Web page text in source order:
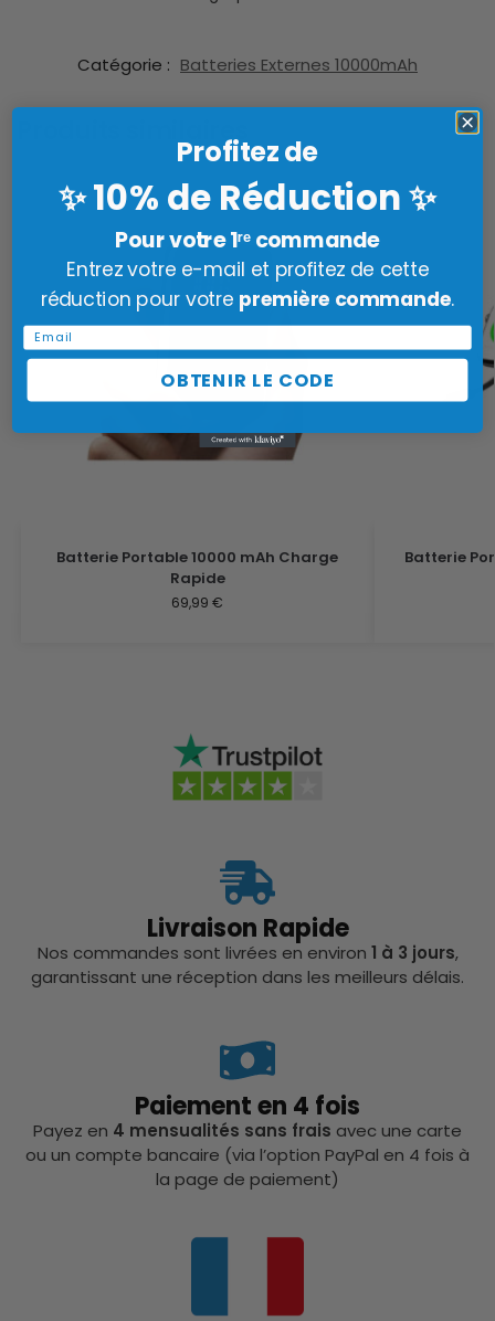
Catégorie : Batteries Externes 10000mAh
Produits similaires
Batterie Portable 10000 mAh Charge
Rapide
69,99€
Batterie
Livraison Rapide
Nos commandes sont livrées en environ 1 à 3 jours,
garantissant une réception dans les meilleurs délais.
Paiement en 4 fois
Payez en 4 mensualités sans frais avec une carte
ou un compte bancaire (via l’option PayPal en 4 fois à
la page de paiement)
Profitez de
✨10% de Réduction✨
Pour votre 1ʳᵉ commande
Entrez votre e-mail et profitez de cette
réduction pour votre première commande.
Email
OBTENIR LE CODE